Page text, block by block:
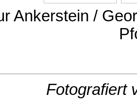
Ankerstein /
Fotografiert